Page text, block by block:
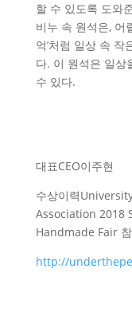
할 수 있도록 도와
비누 속 원석은, 어
억’처럼 일상 속
다. 이 원석은 일상
수 있다.
대표CEO이주현
수상이력
Association 2018
Handmade Fair
http://